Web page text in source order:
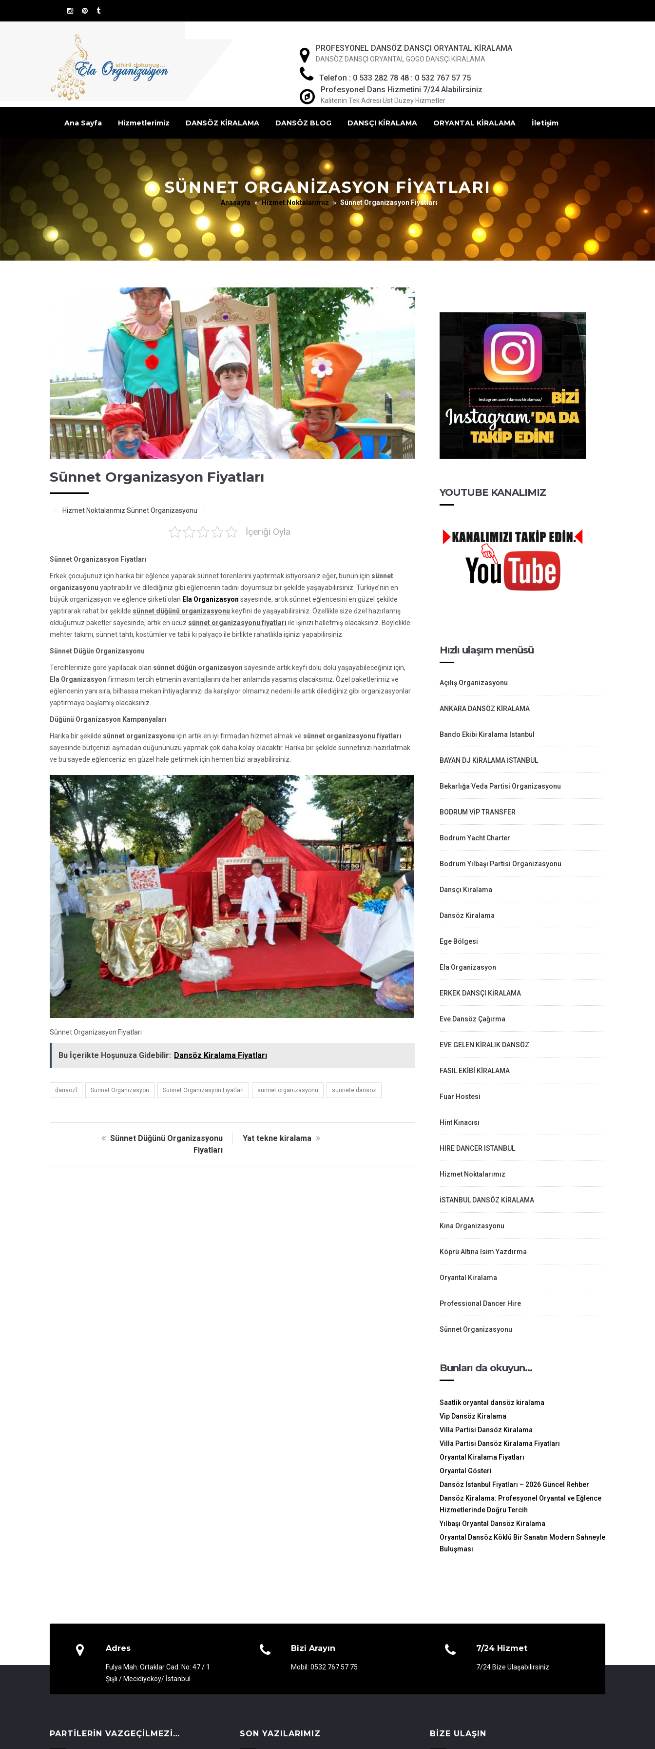
PROFESYONEL DANSÖZ DANSÇI ORYANTAL KİRALAMA
DANSÖZ DANSÇI ORYANTAL GOGO DANSÇI KİRALAMA
Telefon : 0 533 282 78 48 : 0 532 767 57 75
Profesyonel Dans Hizmetini 7/24 Alabilirsiniz
Kalitenin Tek Adresi Üst Düzey Hizmetler
Ana Sayfa Hizmetlerimiz DANSÖZ KİRALAMA DANSÖZ BLOG DANSÇI KİRALAMA ORYANTAL KİRALAMA İletişim
SÜNNET ORGANIZASYON FIYATLARI
Anasayfa » Hizmet Noktalarımız » Sünnet Organizasyon Fiyatları
Sünnet Organizasyon Fiyatları
Hizmet Noktalarımız Sünnet Organizasyonu
İçeriği Oyla
Sünnet Organizasyon Fiyatları
Erkek çocuğunuz için harika bir eğlence yaparak sünnet törenlerini yaptırmak istiyorsanız eğer, bunun için sünnet
organizasyonu yaptırabilir ve dilediğiniz gibi eğlencenin tadını doyumsuz bir şekilde yaşayabilirsiniz. Türkiye’nin en
büyük organizasyon ve eğlence şirketi olan Ela Organizasyon sayesinde, artık sünnet eğlencesini en güzel şekilde
yaptırarak rahat bir şekilde sünnet düğünü organizasyonu keyfini de yaşayabilirsiniz. Özellikle size özel hazırlamış
olduğumuz paketler sayesinde, artık en ucuz sünnet organizasyonu fiyatları ile işinizi halletmiş olacaksınız. Böylelikle
mehter takımı, sünnet tahtı, kostümler ve tabii ki palyaço ile birlikte rahatlıkla işinizi yapabilirsiniz.
Sünnet Düğün Organizasyonu
Tercihlerinize göre yapılacak olan sünnet düğün organizasyon sayesinde artık keyfi dolu dolu yaşayabileceğiniz için,
Ela Organizasyon firmasını tercih etmenin avantajlarını da her anlamda yaşamış olacaksınız. Özel paketlerimiz ve
eğlencenin yanı sıra, bilhassa mekan ihtiyaçlarınızı da karşılıyor olmamız nedeni ile artık dilediğiniz gibi organizasyonlar
yaptırmaya başlamış olacaksınız.
Düğünü Organizasyon Kampanyaları
Harika bir şekilde sünnet organizasyonu için artık en iyi firmadan hizmet almak ve sünnet organizasyonu fiyatları
sayesinde bütçenizi aşmadan düğününüzü yapmak çok daha kolay olacaktır. Harika bir şekilde sünnetinizi hazırlatmak
ve bu sayede eğlencenizi en güzel hale getirmek için hemen bizi arayabilirsiniz.
Sünnet Organizasyon Fiyatları
Bu İçerikte Hoşunuza Gidebilir: Dansöz Kiralama Fiyatları
dansözl Sünnet Organizasyon Sünnet Organizasyon Fiyatları sünnet organizasyonu sünnete dansöz
Sünnet Düğünü Organizasyonu
Fiyatları
Yat tekne kiralama
YOUTUBE KANALIMIZ
Hızlı ulaşım menüsü
Açılış Organizasyonu
ANKARA DANSÖZ KİRALAMA
Bando Ekibi Kiralama İstanbul
BAYAN DJ KİRALAMA İSTANBUL
Bekarlığa Veda Partisi Organizasyonu
BODRUM VİP TRANSFER
Bodrum Yacht Charter
Bodrum Yılbaşı Partisi Organizasyonu
Dansçı Kiralama
Dansöz Kiralama
Ege Bölgesi
Ela Organizasyon
ERKEK DANSÇI KİRALAMA
Eve Dansöz Çağırma
EVE GELEN KİRALIK DANSÖZ
FASIL EKİBİ KİRALAMA
Fuar Hostesi
Hint Kınacısı
HIRE DANCER ISTANBUL
Hizmet Noktalarımız
İSTANBUL DANSÖZ KİRALAMA
Kına Organizasyonu
Köprü Altına Isim Yazdırma
Oryantal Kiralama
Professional Dancer Hire
Sünnet Organizasyonu
Bunları da okuyun…
Saatlik oryantal dansöz kiralama
Vip Dansöz Kiralama
Villa Partisi Dansöz Kiralama
Villa Partisi Dansöz Kiralama Fiyatları
Oryantal Kiralama Fiyatları
Oryantal Gösteri
Dansöz İstanbul Fiyatları – 2026 Güncel Rehber
Dansöz Kiralama: Profesyonel Oryantal ve Eğlence
Hizmetlerinde Doğru Tercih
Yılbaşı Oryantal Dansöz Kiralama
Oryantal Dansöz Köklü Bir Sanatın Modern Sahneyle
Buluşması
Adres
Fulya Mah. Ortaklar Cad. No: 47 / 1
Şişli / Mecidiyeköy/ İstanbul
Bizi Arayın
Mobil: 0532 767 57 75
7/24 Hizmet
7/24 Bize Ulaşabilirsiniz.
PARTILERIN VAZGEÇILMEZI… SON YAZILARIMIZ BIZE ULAŞIN